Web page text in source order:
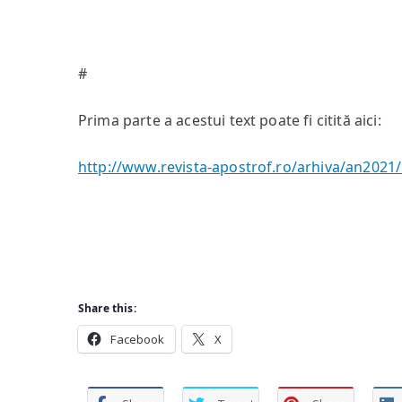
#
Prima parte a acestui text poate fi citită aici:
http://www.revista-apostrof.ro/arhiva/
Share this:
Facebook X